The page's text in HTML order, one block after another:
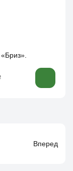
Вперед